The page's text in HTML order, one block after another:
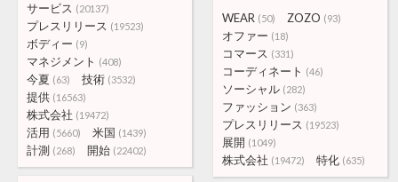
サービス (20137)
プレスリリース (19523)
ボディー (9)
マネジメント (408)
今夏 (63) 技術 (3532)
提供 (16563)
株式会社 (19472)
活用 (5660) 米国 (1439)
計測 (268) 開始 (22402)
WEAR (50) ZOZO (93)
オファー (18)
コマース (331)
コーディネート (46)
ソーシャル (282)
ファッション (363)
プレスリリース (19523)
展開 (1049)
株式会社 (19472) 特化 (635)